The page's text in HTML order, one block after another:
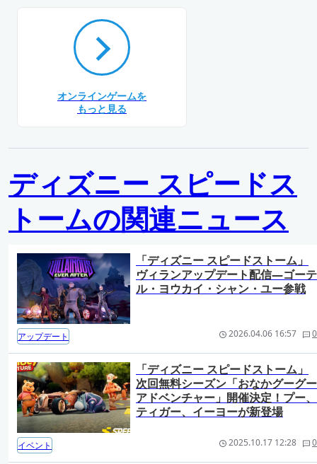
オンラインゲームを
もっと見る
ディズニー スピードス
トームの関連ニュース
「ディズニー スピードストーム」
ヴィランアップデート配信―ゴーテ
ル・ヨウカイ・シャン・ユー参戦
アップデート 2026.04.06 16:57 0
「ディズニー スピードストーム」
次回無料シーズン「おなかグーグー
アドベンチャー」開催決定！プー、
ティガー、イーヨーが新登場
イベント 2025.10.17 12:28 0